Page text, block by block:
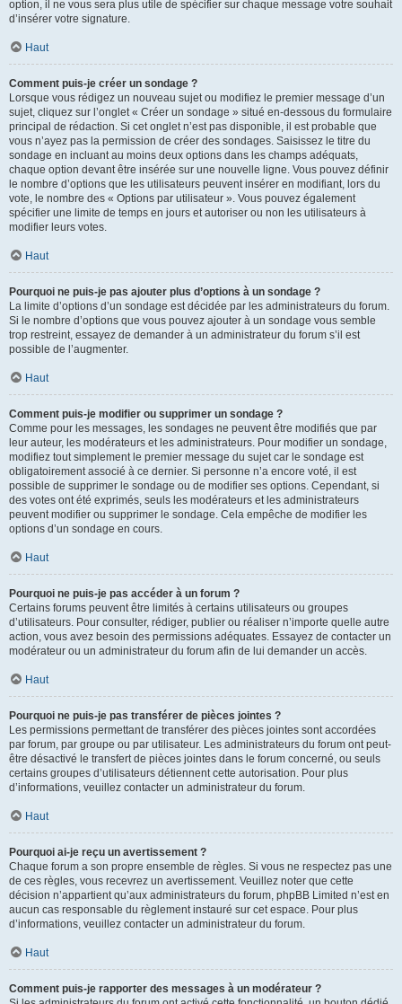
option, il ne vous sera plus utile de spécifier sur chaque message votre souhait
d’insérer votre signature.
Haut
Comment puis-je créer un sondage ?
Lorsque vous rédigez un nouveau sujet ou modifiez le premier message d’un
sujet, cliquez sur l’onglet « Créer un sondage » situé en-dessous du formulaire
principal de rédaction. Si cet onglet n’est pas disponible, il est probable que
vous n’ayez pas la permission de créer des sondages. Saisissez le titre du
sondage en incluant au moins deux options dans les champs adéquats,
chaque option devant être insérée sur une nouvelle ligne. Vous pouvez définir
le nombre d’options que les utilisateurs peuvent insérer en modifiant, lors du
vote, le nombre des « Options par utilisateur ». Vous pouvez également
spécifier une limite de temps en jours et autoriser ou non les utilisateurs à
modifier leurs votes.
Haut
Pourquoi ne puis-je pas ajouter plus d’options à un sondage ?
La limite d’options d’un sondage est décidée par les administrateurs du forum.
Si le nombre d’options que vous pouvez ajouter à un sondage vous semble
trop restreint, essayez de demander à un administrateur du forum s’il est
possible de l’augmenter.
Haut
Comment puis-je modifier ou supprimer un sondage ?
Comme pour les messages, les sondages ne peuvent être modifiés que par
leur auteur, les modérateurs et les administrateurs. Pour modifier un sondage,
modifiez tout simplement le premier message du sujet car le sondage est
obligatoirement associé à ce dernier. Si personne n’a encore voté, il est
possible de supprimer le sondage ou de modifier ses options. Cependant, si
des votes ont été exprimés, seuls les modérateurs et les administrateurs
peuvent modifier ou supprimer le sondage. Cela empêche de modifier les
options d’un sondage en cours.
Haut
Pourquoi ne puis-je pas accéder à un forum ?
Certains forums peuvent être limités à certains utilisateurs ou groupes
d’utilisateurs. Pour consulter, rédiger, publier ou réaliser n’importe quelle autre
action, vous avez besoin des permissions adéquates. Essayez de contacter un
modérateur ou un administrateur du forum afin de lui demander un accès.
Haut
Pourquoi ne puis-je pas transférer de pièces jointes ?
Les permissions permettant de transférer des pièces jointes sont accordées
par forum, par groupe ou par utilisateur. Les administrateurs du forum ont peut-
être désactivé le transfert de pièces jointes dans le forum concerné, ou seuls
certains groupes d’utilisateurs détiennent cette autorisation. Pour plus
d’informations, veuillez contacter un administrateur du forum.
Haut
Pourquoi ai-je reçu un avertissement ?
Chaque forum a son propre ensemble de règles. Si vous ne respectez pas une
de ces règles, vous recevrez un avertissement. Veuillez noter que cette
décision n’appartient qu’aux administrateurs du forum, phpBB Limited n’est en
aucun cas responsable du règlement instauré sur cet espace. Pour plus
d’informations, veuillez contacter un administrateur du forum.
Haut
Comment puis-je rapporter des messages à un modérateur ?